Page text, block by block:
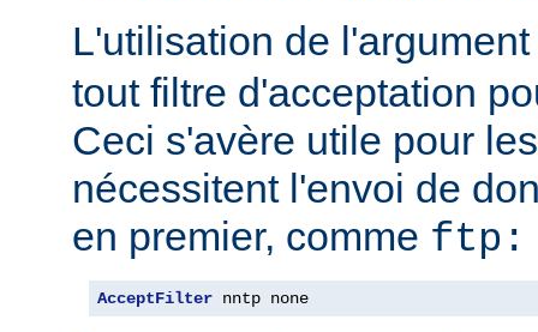
L'utilisation de
tout filtre d'acceptation
Ceci s'avère utile pour
nécessitent l'envoi de
en premier, comme ftp:
AcceptFilter nntp none